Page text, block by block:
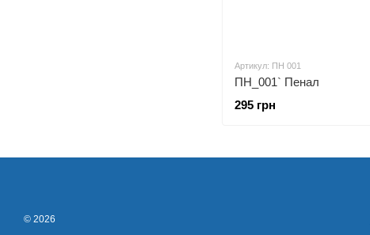
Артикул: ПН 001
ПН_001` Пенал
295 грн
© 2026